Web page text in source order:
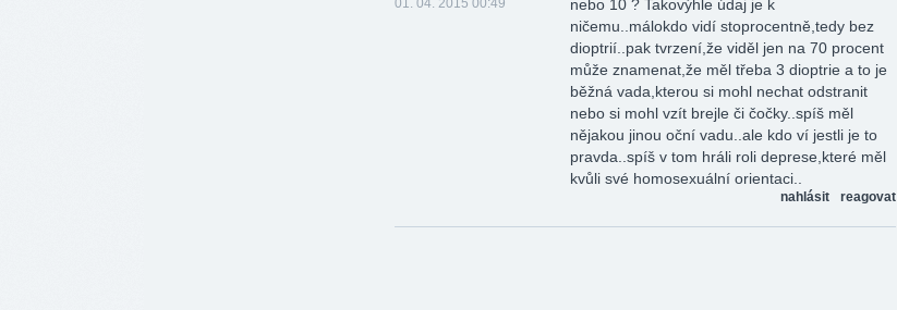
01. 04. 2015 00:49
nebo 10 ? Takovýhle údaj je k
ničemu..málokdo vidí stoprocentně,tedy bez
dioptrií..pak tvrzení,že viděl jen na 70 procent
může znamenat,že měl třeba 3 dioptrie a to je
běžná vada,kterou si mohl nechat odstranit
nebo si mohl vzít brejle či čočky..spíš měl
nějakou jinou oční vadu..ale kdo ví jestli je to
pravda..spíš v tom hráli roli deprese,které měl
kvůli své homosexuální orientaci..
reagovat
nahlásit